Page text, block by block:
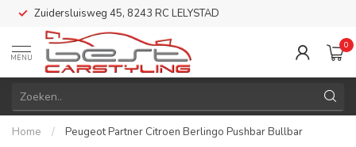
Zuidersluisweg 45, 8243 RC LELYSTAD
MENU
0
Home / Peugeot Partner Citroen Berlingo Pushbar Bullbar